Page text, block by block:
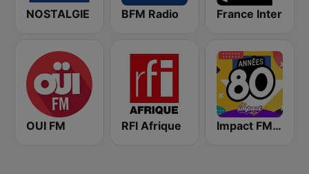
NOSTALGIE BFM Radio France Inter
OUI FM RFI Afrique Impact FM - Années 80